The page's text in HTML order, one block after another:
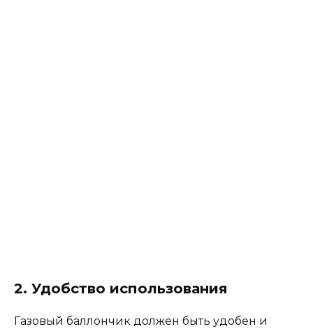
2. Удобство использования
Газовый баллончик должен быть удобен и